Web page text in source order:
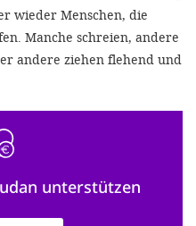
wieder Menschen, die
Manche schreien, andere
andere ziehen flehend und
unterstützen